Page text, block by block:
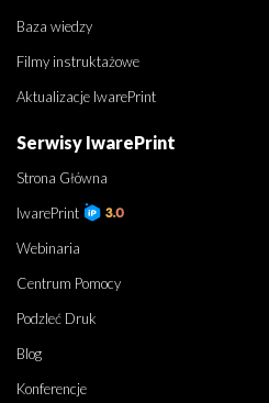
Baza wiedzy
Filmy instruktażowe
Aktualizacje IwarePrint
Serwisy IwarePrint
Strona Główna
IwarePrint
Webinaria
Centrum Pomocy
Podzleć Druk
Blog
Konferencje